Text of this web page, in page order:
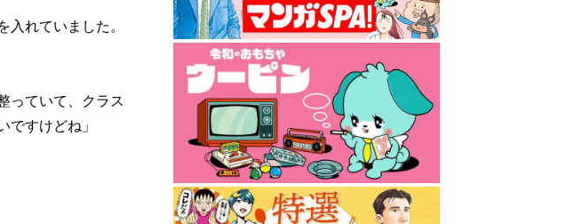
れていました。
っていて、クラス
すけどね」